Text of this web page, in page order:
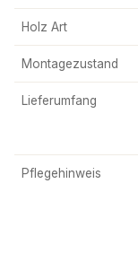
Holz Art
Montagezustand
Lieferumfang
Pflegehinweis